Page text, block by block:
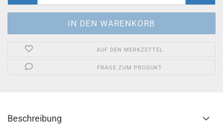
AUF DEN MERKZETTEL
FRAGE ZUM PRODUKT
Beschreibung